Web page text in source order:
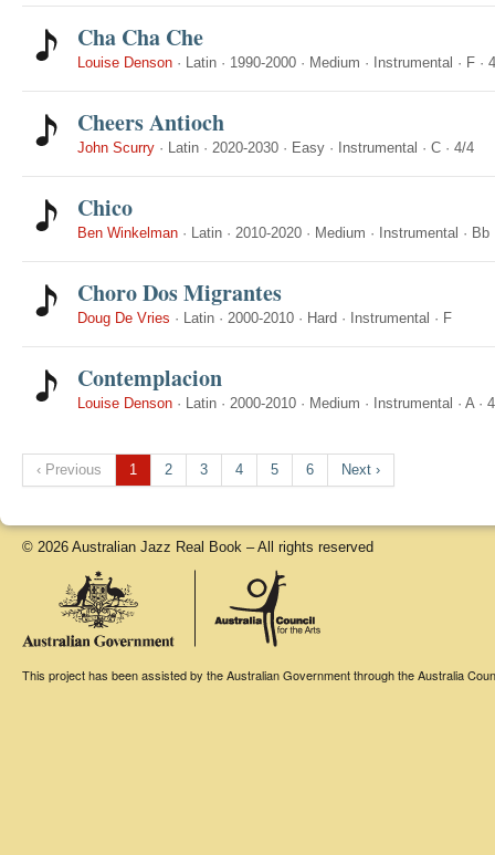
Cha Cha Che
Louise Denson · Latin · 1990-2000 · Medium · Instrumental · F ·
Cheers Antioch
John Scurry · Latin · 2020-2030 · Easy · Instrumental · C · 4/4
Chico
Ben Winkelman · Latin · 2010-2020 · Medium · Instrumental · Bb
Choro Dos Migrantes
Doug De Vries · Latin · 2000-2010 · Hard · Instrumental · F
Contemplacion
Louise Denson · Latin · 2000-2010 · Medium · Instrumental · A·
‹ Previous 1 2 3 4 5 6 Next ›
© 2026 Australian Jazz Real Book – All rights reserved
This project has been assisted by the Australian Government through the Australia